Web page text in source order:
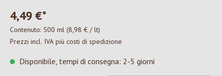
4,49 €*
Contenuto: 500 ml (8,98 € / lt)
Prezzi incl. IVA più costi di spedizione
Disponibile, tempi di consegna: 2-5 giorni